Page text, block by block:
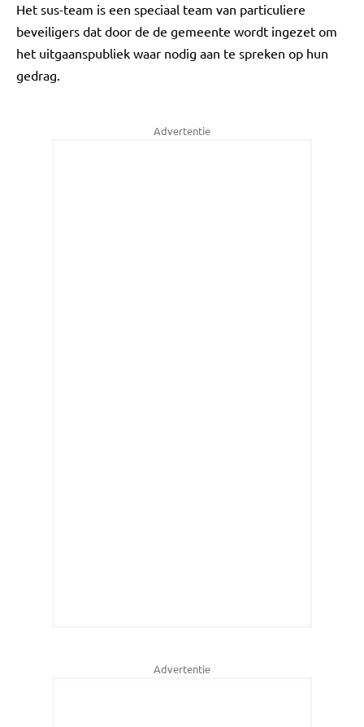
Het sus-team is een speciaal team van particuliere
beveiligers dat door de de gemeente wordt ingezet om
het uitgaanspubliek waar nodig aan te spreken op hun
gedrag.
Advertentie
Advertentie